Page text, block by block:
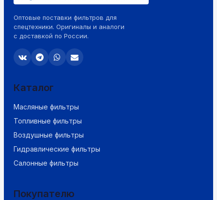
Оптовые поставки фильтров для
спецтехники. Оригиналы и аналоги
с доставкой по России.
Каталог
Масляные фильтры
Топливные фильтры
Воздушные фильтры
Гидравлические фильтры
Салонные фильтры
Покупателю